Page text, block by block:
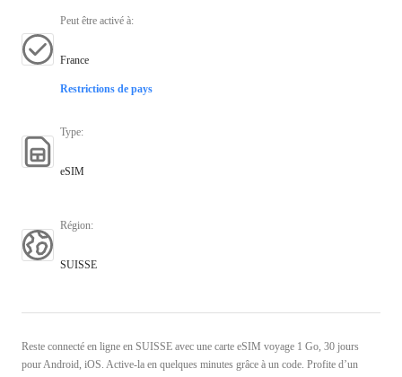
Peut être activé à:
France
Restrictions de pays
Type:
eSIM
Région:
SUISSE
Reste connecté en ligne en SUISSE avec une carte eSIM voyage 1 Go, 30 jours
pour Android, iOS. Active-la en quelques minutes grâce à un code. Profite d’un